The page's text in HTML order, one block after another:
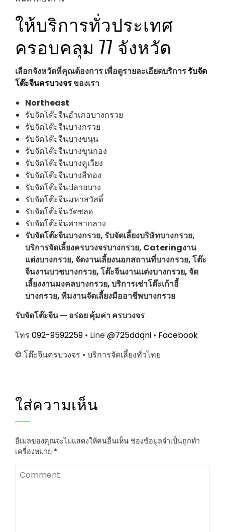
ให้บริการทั่วประเทศ
ครอบคลุม 77 จังหวัด
เลือกจังหวัดที่คุณต้องการ เพื่อดูรายละเอียดบริการรับจัด
โต๊ะจีนครบวงจรของเรา
Northeast
รับจัดโต๊ะจีนอำเภอบางกรวย
รับจัดโต๊ะจีนบางกรวย
รับจัดโต๊ะจีนบางขนุน
รับจัดโต๊ะจีนบางขุนกอง
รับจัดโต๊ะจีนบางคูเวียง
รับจัดโต๊ะจีนบางสีทอง
รับจัดโต๊ะจีนปลายบาง
รับจัดโต๊ะจีนมหาสวัสดิ์
รับจัดโต๊ะจีนวัดชลอ
รับจัดโต๊ะจีนศาลากลาง
รับจัดโต๊ะจีนบางกรวย, รับจัดเลี้ยงบริษัทบางกรวย,
บริการจัดเลี้ยงครบวงจรบางกรวย, Cateringงาน
แต่งบางกรวย, จัดงานเลี้ยงนอกสถานที่บางกรวย, โต๊ะ
จีนงานบวชบางกรวย, โต๊ะจีนงานแต่งบางกรวย, จัด
เลี้ยงงานมงคลบางกรวย, บริการเช่าโต๊ะเก้าอี้
บางกรวย, ทีมงานจัดเลี้ยงมืออาชีพบางกรวย
รับจัดโต๊ะจีน — อร่อย คุ้มค่า ครบวงจร
โทร 092-9592259 • Line@725ddqni • Facebook
© โต๊ะจีนครบวงจร • บริการจัดเลี้ยงทั่วไทย
ใส่ความเห็น
อีเมลของคุณจะไม่แสดงให้คนอื่นเห็น ช่องข้อมูลจำเป็นถูกทำ
เครื่องหมาย *